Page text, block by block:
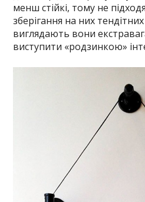
менш стійкі, тому не
зберігання на них
виглядають вони
виступити «родзинкою»